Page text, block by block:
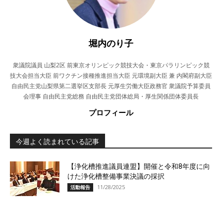
堀内のり子
衆議院議員 山梨2区 前東京オリンピック競技大会・東京パラリンピック競
技大会担当大臣 前ワクチン接種推進担当大臣 元環境副大臣 兼 内閣府副大臣
自由民主党山梨県第二選挙区支部長 元厚生労働大臣政務官 衆議院予算委員
会理事 自由民主党総務 自由民主党団体総局・厚生関係団体委員長
プロフィール
今週よく読まれている記事
【浄化槽推進議員連盟】開催と令和8年度に向
けた浄化槽整備事業決議の採択
活動報告 11/28/2025